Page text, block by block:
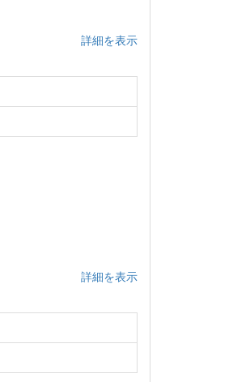
詳細を表示
詳細を表示